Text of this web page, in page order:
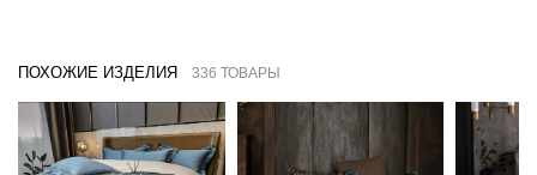
ПОХОЖИЕ ИЗДЕЛИЯ 336 ТОВАРЫ